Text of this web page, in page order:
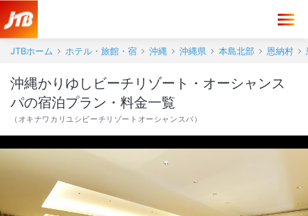
JTBホーム ホテル・旅館・宿 沖縄 沖縄県 本島北部 恩納村
沖縄かりゆしビーチリゾート・オーシャンス
パの宿泊プラン・料金一覧
（ オキナワカリユシビーチリゾートオーシャンスパ ）